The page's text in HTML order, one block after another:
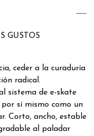
GUSTOS
ceder a la curaduría
radical.
sistema de e-skate
sí mismo como un
Corto, ancho, estable
al paladar